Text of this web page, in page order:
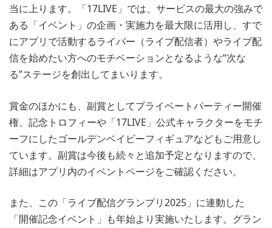
当に上ります。「17LIVE」では、サービスの最大の強みで
ある「イベント」の企画・実施力を最大限に活用し、すで
にアプリで活動するライバー（ライブ配信者）やライブ配
信を始めたい方へのモチベーションとなるような“次な
る”ステージを創出してまいります。
賞金のほかにも、副賞としてプライベートパーティー開催
権、記念トロフィーや「17LIVE」公式キャラクターをモチ
ーフにしたゴールデンベイビーフィギュアなどもご用意し
ています。副賞は今後も続々と追加予定となりますので、
詳細はアプリ内のイベントページをご確認ください。
また、この「ライブ配信グランプリ2025」に連動した
「開催記念イベント」も年始より実施いたします。グラン